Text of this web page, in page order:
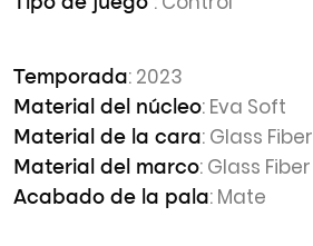
Temporada: 2023
Material del núcleo: Eva Soft
Material de la cara: Glass Fiber
Material del marco: Glass Fiber
Acabado de la pala: Mate